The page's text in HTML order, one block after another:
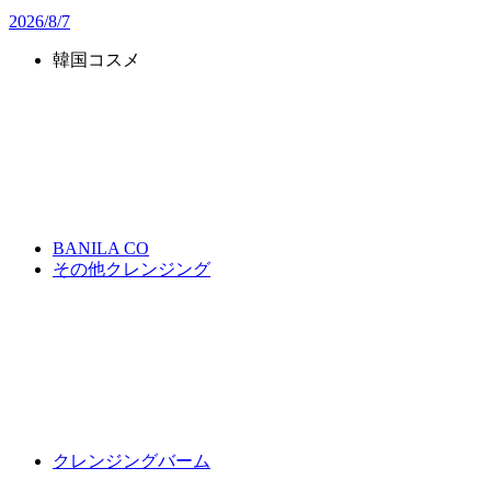
2026/8/7
韓国コスメ
BANILA CO
その他クレンジング
クレンジングバーム